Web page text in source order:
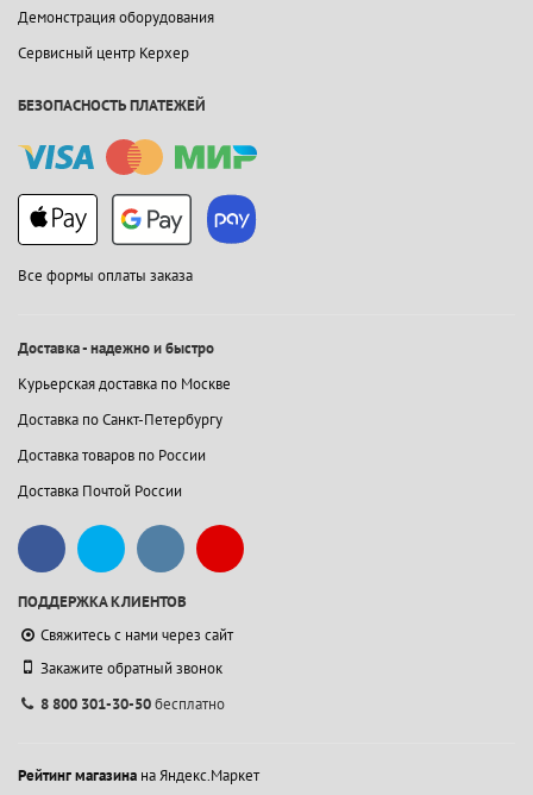
Демонстрация оборудования
Сервисный центр Керхер
БЕЗОПАСНОСТЬ ПЛАТЕЖЕЙ
Все формы оплаты заказа
Доставка - надежно и быстро
Курьерская доставка по Москве
Доставка по Санкт-Петербургу
Доставка товаров по России
Доставка Почтой России
ПОДДЕРЖКА КЛИЕНТОВ
Свяжитесь с нами через сайт
Закажите обратный звонок
8 800 301-30-50бесплатно
Рейтинг магазина на Яндекс.Маркет